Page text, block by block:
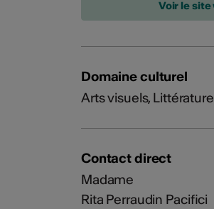
Domaine culturel
Arts visuels, Littérature
Contact direct
Madame
Rita Perraudin Pacifici